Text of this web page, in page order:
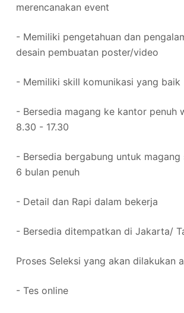
merencanakan event
- Memiliki pengetahuan dan
desain pembuatan poster/video
- Memiliki skill komunikasi yang baik
- Bersedia magang ke kantor penuh
8.30 - 17.30
- Bersedia bergabung untuk magang
6 bulan penuh
- Detail dan Rapi dalam bekerja
- Bersedia ditempatkan di Jakarta/
Proses Seleksi yang akan dilakukan
- Tes online